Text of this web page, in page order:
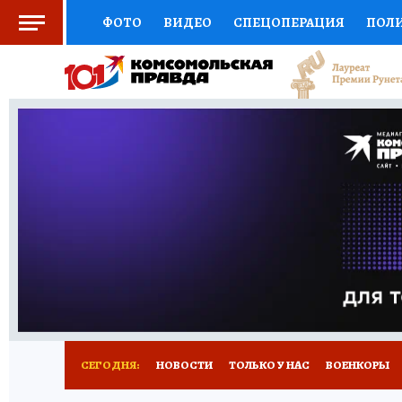
ФОТО ВИДЕО СПЕЦОПЕРАЦИЯ
СОЦПОДДЕРЖКА НАУКА СПОРТ
ВЫБОР ЭКСПЕРТОВ ДОКТОР
ПРОГНОЗЫ НА СПОРТ
НОВОЕ
СЕГОДНЯ: НОВОСТИ ТОЛЬКО У НАС ВОЕНКОРЫ